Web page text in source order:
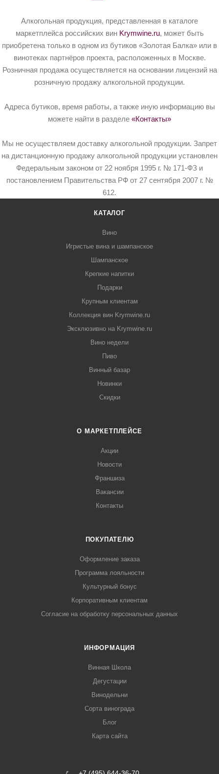
Алкогольная продукция, представленная в каталоге
маркетплейса российских вин Krymwine.ru, может быть
приобретена только в одном из бутиков «Золотая Балка» или в
винотеках партнёров проекта, расположенных в Москве.
Розничная продажа осуществляется на основании лицензий на
розничную продажу алкогольной продукции.
Адреса бутиков, время работы, а также иную информацию вы
можете найти в разделе «Контакты»
Мы не осуществляем доставку алкогольной продукции. Запрет
на дистанционную продажу алкогольной продукции установлен
Федеральным законом от 22 ноября 1995 г. № 171-ФЗ и
постановлением Правительства РФ от 27 сентября 2007 г. №
612.
КАТАЛОГ
Вино
Игристые вина и шампанское
Шампанское
Крепкие напитки
Подарки
Крупным клиентам
Коллекция вин Krymwine.ru
Эксклюзивно на Krymwine.ru
Вино недели
Пиво
Винный базар
Новинки
Скидки
О МАРКЕТПЛЕЙСЕ
Акции
Новости
Франшиза
Вакансии
Контакты
ПОКУПАТЕЛЮ
Оформление заказа
Программа лояльности
Культурный бонус
Корпоративным клиентам
Согласие на обработку персональных данных
ИНФОРМАЦИЯ
Винная Школа
Дегустации
Винодельни
Сорта винограда
Блог
Карта сайта